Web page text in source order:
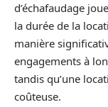
d’échafaudage
la durée de la
manière
engagements à
tandis qu’une
coûteuse.